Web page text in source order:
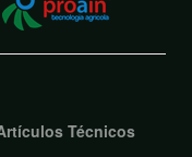
Técnicos